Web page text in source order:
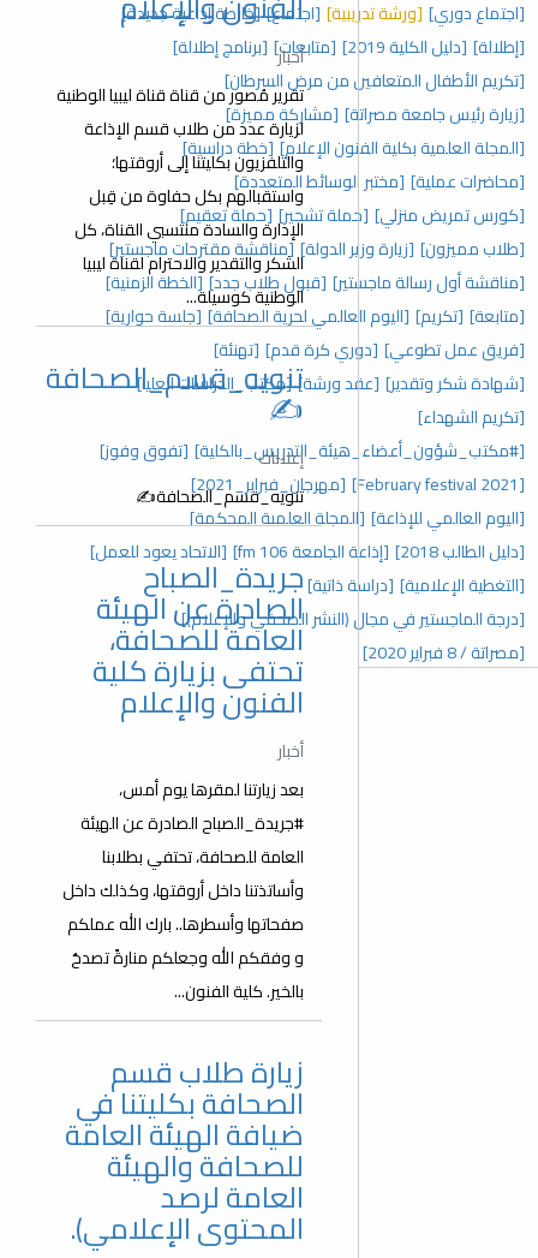
[اجتماع دوري] [ورشة تدريبية] [اجتماع][خارطة إذاعية جديدة]
[إطلالة] [دليل الكلية 2019] [متابعات] [برنامج إطلالة]
[تكريم الأطفال المتعافين من مرض السرطان]
[زيارة رئيس جامعة مصراتة] [مشاركة مميزة]
[المجلة العلمية بكلية الفنون الإعلام] [خطة دراسية]
[محاضرات عملية] [مختبر الوسائط المتعددة]
[كورس تمريض منزلي] [حملة تشجير] [حملة تعقيم]
[طلاب مميزون] [زيارة وزير الدولة][مناقشة مقترحات ماجستير]
[مناقشة أول رسالة ماجستير] [قبول طلاب جدد][الخطة الزمنية]
[متابعة] [تكريم] [اليوم العالمي لحرية الصحافة] [جلسة حوارية]
[فريق عمل تطوعي] [دوري كرة قدم] [تهنئة]
[شهادة شكر وتقدير] [عقد ورشة][مكتب_الدراسات العليا]
[تكريم الشهداء]
[#مكتب_شؤون_أعضاء_هيئة_التدريس_بالكلية] [تفوق وفوز]
[February festival 2021]
[مهرجان_فبراير_2021]
[اليوم العالمي للإذاعة] [المجلة العلمية المحكمة]
[دليل الطالب 2018]
[إذاعة الجامعة 106 fm]
[الاتحاد يعود للعمل]
[التغطية الإعلامية] [دراسة ذاتية]
[درجة الماجستير في مجال (النشر الصحفي والإعلام)]
[مصراتة / 8 فبراير 2020]
أخبار
تقرير مُصور من قناة قناة ليبيا الوطنية
لزيارة عدد من طلاب قسم الإذاعة
والتلفزيون بكليتنا إلى أروقتها؛
واستقبالهم بكل حفاوة من قِبل
الإدارة والسادة منتسبي القناة، كل
الشكر والتقدير والاحترام لقناة ليبيا
الوطنية كوسيلة...
تنويه_قسم_الصحافة
✍️
إعلانات
تنويه_قسم_الصحافة✍️
جريدة_الصباح
الصادرة عن الهيئة
العامة للصحافة،
تحتفى بزيارة كلية
الفنون والإعلام
أخبار
بعد زيارتنا لمقرها يوم أمس،
#جريدة_الصباح الصادرة عن الهيئة
العامة للصحافة، تحتفي بطلابنا
وأساتذتنا داخل أروقتها، وكذلك داخل
صفحاتها وأسطرها.. بارك الله عملكم
و وفقكم الله وجعلكم منارةً تصدحُ
بالخير. كلية الفنون...
زيارة طلاب قسم
الصحافة بكليتنا في
ضيافة الهيئة العامة
للصحافة والهيئة
العامة لرصد
المحتوى الإعلامي).